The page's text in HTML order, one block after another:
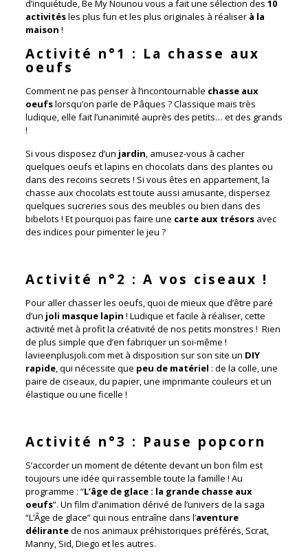
d’inquiétude, Be My Nounou vous a fait une sélection des 10
activitésles plus fun et les plus originales à réaliser à la
maison !
Activité n°1 : La chasse aux
oeufs
Comment ne pas penser à l’incontournable chasse aux
oeufslorsqu’on parle de Pâques ? Classique mais très
ludique, elle fait l’unanimité auprès des petits… et des grands
!
Si vous disposez d’un jardin, amusez-vous à cacher
quelques oeufs et lapins en chocolats dans des plantes ou
dans des recoins secrets ! Si vous êtes en appartement, la
chasse aux chocolats est toute aussi amusante, dispersez
quelques sucreries sous des meubles ou bien dans des
bibelots ! Et pourquoi pas faire une carte aux trésorsavec
des indices pour pimenter le jeu ?
Activité n°2 : A vos ciseaux !
Pour aller chasser les oeufs, quoi de mieux que d’être paré
d’un joli masque lapin ! Ludique et facile à réaliser, cette
activité met à profit la créativité de nos petits monstres ! Rien
de plus simple que d’en fabriquer un soi-même !
lavieenplusjoli.com met à disposition sur son site un DIY
rapide, qui nécessite que peu de matériel : de la colle, une
paire de ciseaux, du papier, une imprimante couleurs et un
élastique ou une ficelle !
Activité n°3 : Pause popcorn
S’accorder un moment de détente devant un bon film est
toujours une idée qui rassemble toute la famille ! Au
programme : “L’âge de glace : la grande chasse aux
oeufs”. Un film d’animation dérivé de l’univers de la saga
“L’Âge de glace” qui nous entraîne dans l’aventure
délirantede nos animaux préhistoriques préférés, Scrat,
Manny, Sid, Diego et les autres.